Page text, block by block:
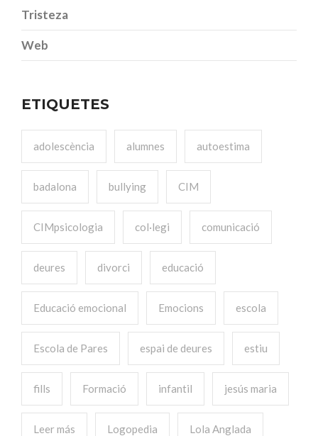
Tristeza
Web
ETIQUETES
adolescència alumnes autoestima
badalona bullying CIM
CIMpsicologia col·legi comunicació
deures divorci educació
Educació emocional Emocions escola
Escola de Pares espai de deures estiu
fills Formació infantil jesús maria
Leer más Logopedia Lola Anglada